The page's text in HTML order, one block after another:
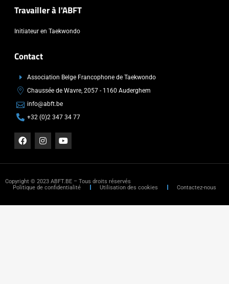
Travailler à l'ABFT
Initiateur en Taekwondo
Contact
Association Belge Francophone de Taekwondo
Chaussée de Wavre, 2057 - 1160 Auderghem
info@abft.be
+32 (0)2 347 34 77
Copyright © 2023 ABFT.BE – Tous droits réservés
Politique de confidentialité
Utilisation des cookies Contactez-nous